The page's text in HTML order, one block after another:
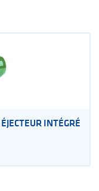
INTÉGRÉ